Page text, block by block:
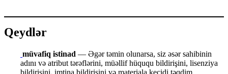
Qeydlər
müvafiq istinad — Əgər təmin olunarsa, siz əsər sahibinin
adını və atribut tərəflərini, müəllif hüququ bildirişini, lisenziya
bildirişini, imtina bildirişini və materiala keçidi təqdim